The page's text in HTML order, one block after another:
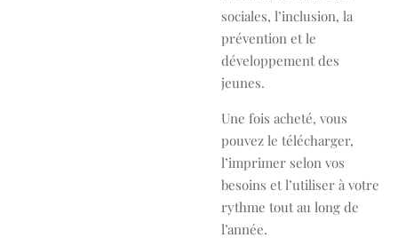
sociales, l’inclusion, la
prévention et le
développement des
jeunes.
Une fois acheté, vous
pouvez le télécharger,
l’imprimer selon vos
besoins et l’utiliser à votre
rythme tout au long de
l’année.